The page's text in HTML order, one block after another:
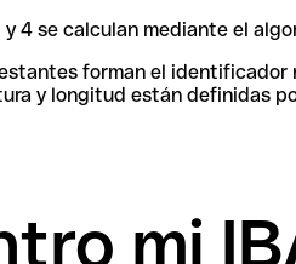
4 se calculan mediante el
forman el
y longitud están definidas
mi